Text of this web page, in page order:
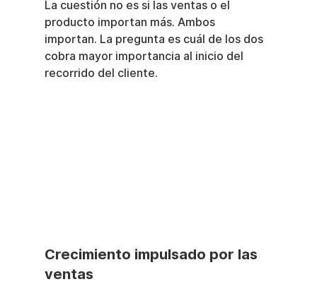
La cuestión no es si las ventas o el
producto importan más. Ambos
importan. La pregunta es cuál de los dos
cobra mayor importancia al inicio del
recorrido del cliente.
Crecimiento impulsado por las
ventas